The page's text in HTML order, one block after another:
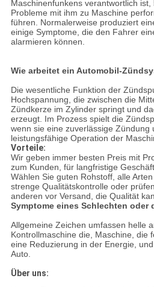
Maschinenfunkens verantwortlich
Probleme mit ihm zu Maschine
führen. Normalerweise produziert
einige Symptome, die den Fahrer
alarmieren können.
Wie arbeitet ein Automobil-
Die wesentliche Funktion der
Hochspannung, die zwischen die
Zündkerze im Zylinder springt und
erzeugt. Im Prozess spielt die
wenn sie eine zuverlässige Zündung
leistungsfähige Operation der
Vorteile:
Wir geben immer besten Preis mit
zum Kunden, für langfristige
Wählen Sie guten Rohstoff, alle
strenge Qualitätskontrolle oder
anderen vor Versand, die Qualität
Symptome eines Schlechten oder
Allgemeine Zeichen umfassen helle
Kontrollmaschine die, Maschine, die
eine Reduzierung in der Energie,
Auto.
Über uns: